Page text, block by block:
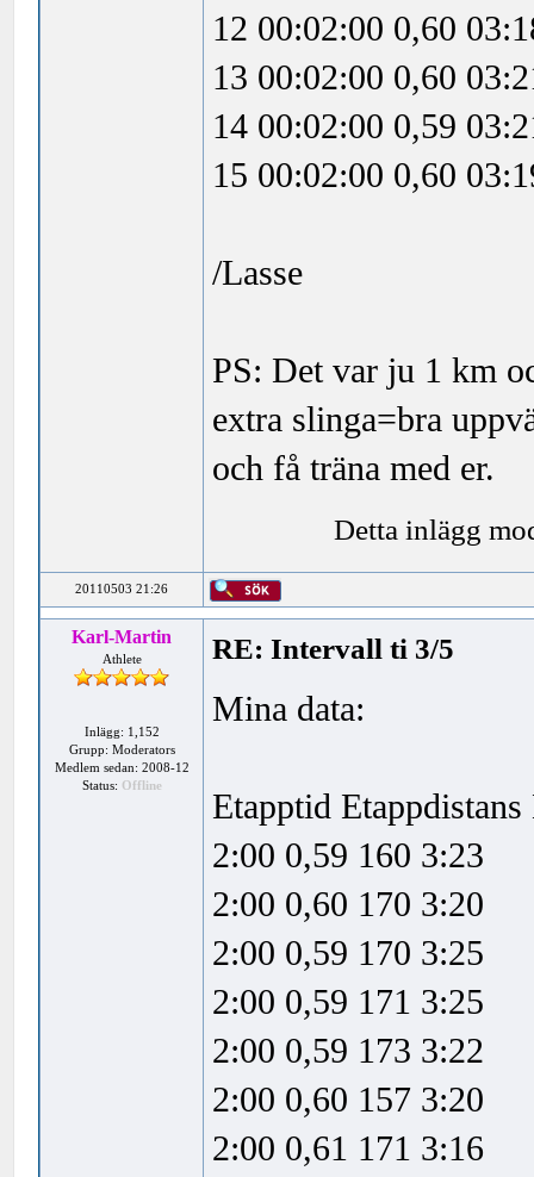
12 00:02:00 0,60
13 00:02:00 0,60
14 00:02:00 0,59
15 00:02:00 0,60
/Lasse
PS: Det var ju 1 km
extra slinga=bra
och få träna med er.
Detta inlägg
20110503 21:26
Karl-Martin
Athlete
Inlägg: 1,152
Grupp: Moderators
Medlem sedan: 2008-12
Status: Offline
RE: Intervall ti 3/5
Mina data:
Etapptid
2:00 0,59 160 3:23
2:00 0,60 170 3:20
2:00 0,59 170 3:25
2:00 0,59 171 3:25
2:00 0,59 173 3:22
2:00 0,60 157 3:20
2:00 0,61 171 3:16